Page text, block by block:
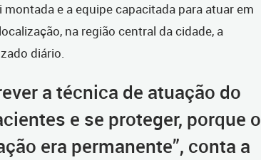
e a equipe capacitada para atuar em
na região central da cidade, a
diário.
a técnica de atuação do
e se proteger, porque o
era permanente”, conta a